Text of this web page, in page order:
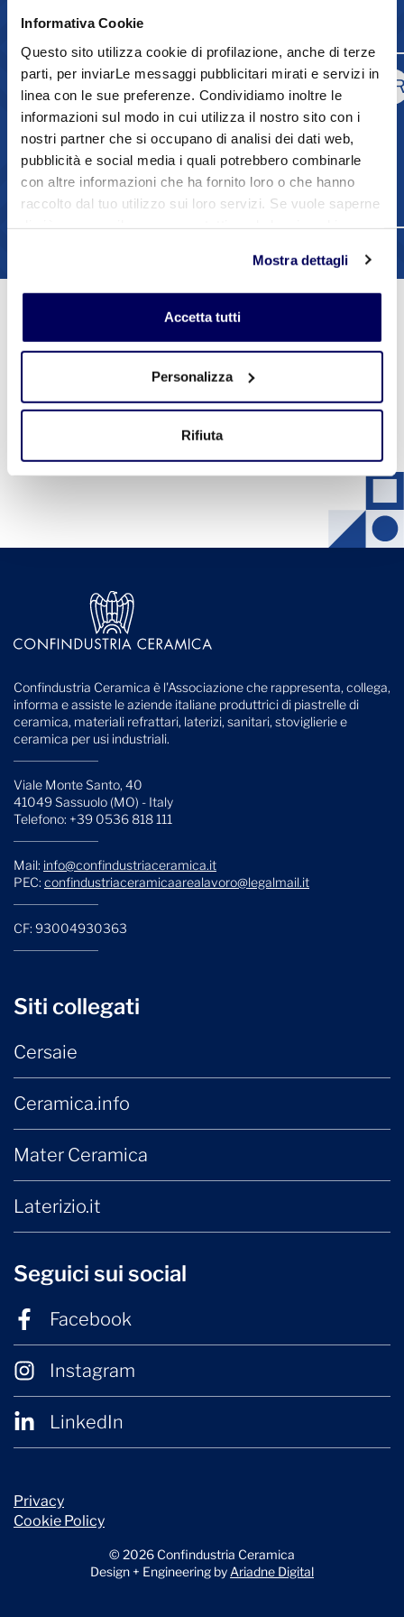
Informativa Cookie
Questo sito utilizza cookie di profilazione, anche di terze
parti, per inviarLe messaggi pubblicitari mirati e servizi in
linea con le sue preferenze. Condividiamo inoltre le
informazioni sul modo in cui utilizza il nostro sito con i
nostri partner che si occupano di analisi dei dati web,
pubblicità e social media i quali potrebbero combinarle
con altre informazioni che ha fornito loro o che hanno
raccolto dal tuo utilizzo sui loro servizi. Se vuole saperne
sul tasto "Accetta tutti". Se non vuole i cookie di
profilazione può negare il consenso sul tasto "Rifiuta".
Mostra dettagli
Accetta tutti
Personalizza
Rifiuta
LB Laura Busacchi
3428815969
Contatta via mail
Prossimi Eventi
Vedi tutti gli eventi
Confindustria Ceramica è l'Associazione che rappresenta, collega,
informa e assiste le aziende italiane produttrici di piastrelle di
ceramica, materiali refrattari, laterizi, sanitari, stoviglierie e
ceramica per usi industriali.
Viale Monte Santo, 40
41049 Sassuolo (MO) - Italy
Telefono: +39 0536 818 111
Mail: info@confindustriaceramica.it
PEC: confindustriaceramicaarealavoro@legalmail.it
CF: 93004930363
Siti collegati
Cersaie
Ceramica.info
Mater Ceramica
Laterizio.it
Seguici sui social
Facebook
Instagram
LinkedIn
Privacy
Cookie Policy
© 2026 Confindustria Ceramica
Design + Engineering by Ariadne Digital